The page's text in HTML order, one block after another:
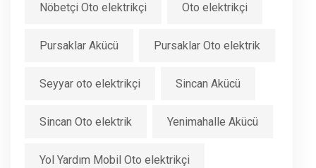
Nöbetçi Oto elektrikçi Oto elektrikçi
Pursaklar Akücü Pursaklar Oto elektrik
Seyyar oto elektrikçi Sincan Akücü
Sincan Oto elektrik Yenimahalle Akücü
Yol Yardım Mobil Oto elektrikçi